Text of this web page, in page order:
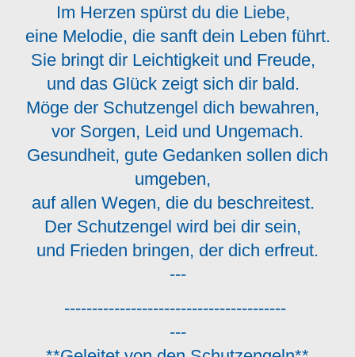
Im Herzen spürst du die Liebe,
eine Melodie, die sanft dein Leben führt.
Sie bringt dir Leichtigkeit und Freude,
und das Glück zeigt sich dir bald.
Möge der Schutzengel dich bewahren,
vor Sorgen, Leid und Ungemach.
Gesundheit, gute Gedanken sollen dich
umgeben,
auf allen Wegen, die du beschreitest.
Der Schutzengel wird bei dir sein,
und Frieden bringen, der dich erfreut.
---
----------------------------------------
---